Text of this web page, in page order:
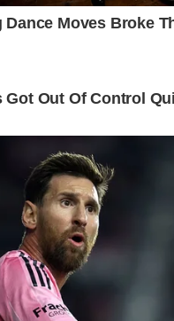
любить і інша дочка їй
До речі, у неї є
сильно напакостив всій
і зараз з ним ніхто не
про нього з великою
вона каже про нього
прикро, але хто я
за нею це, але прощає